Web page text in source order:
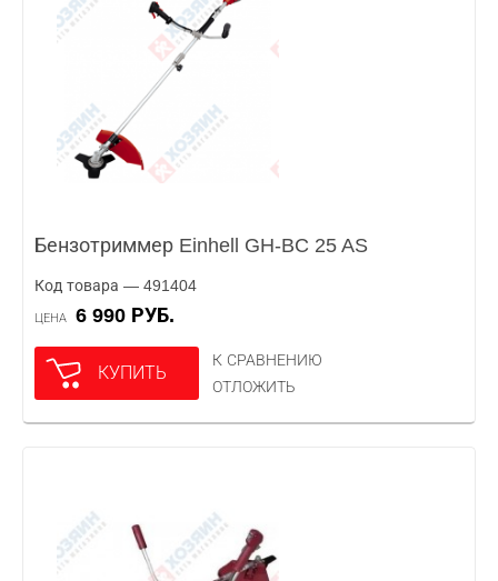
Бензотриммер Einhell GH-BC 25 AS
Код товара — 491404
ЦЕНА 6 990 РУБ.
КУПИТЬ
К СРАВНЕНИЮ
ОТЛОЖИТЬ